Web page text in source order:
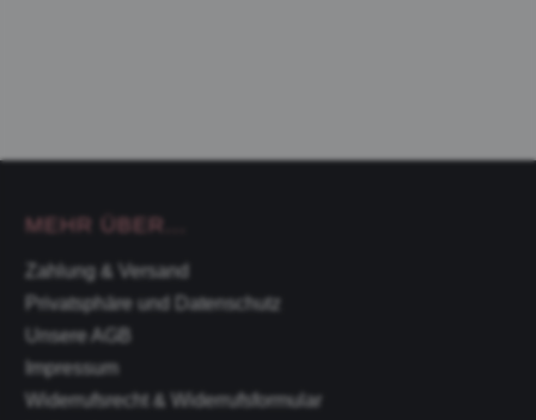
MEHR ÜBER...
Zahlung & Versand
Privatsphäre und Datenschutz
Unsere AGB
Impressum
Widerrufsrecht & Widerrufsformular